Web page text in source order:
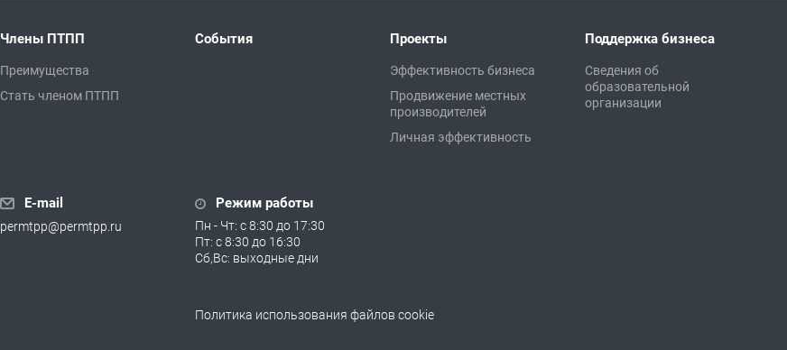
Члены ПТПП
Преимущества
Стать членом ПТПП
События Проекты
Эффективность бизнеса
Продвижение местных
производителей
Личная эффективность
Поддержка бизнеса
Сведения об
образовательной
организации
E-mail
permtpp@permtpp.ru
Режим работы
Пн - Чт: с 8:30 до 17:30
Пт: с 8:30 до 16:30
Сб,Вс: выходные дни
Политика использования файлов cookie